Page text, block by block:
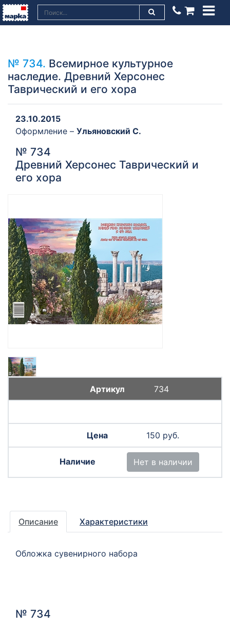
№ 734. Всемирное культурное
наследие. Древний Херсонес
Таврический и его хора
23.10.2015
Оформление – Ульяновский C.
№ 734
Древний Херсонес Таврический и
его хора
734
150 руб.
Нет в наличии
Описание Характеристики
Обложка сувенирного набора
№ 734